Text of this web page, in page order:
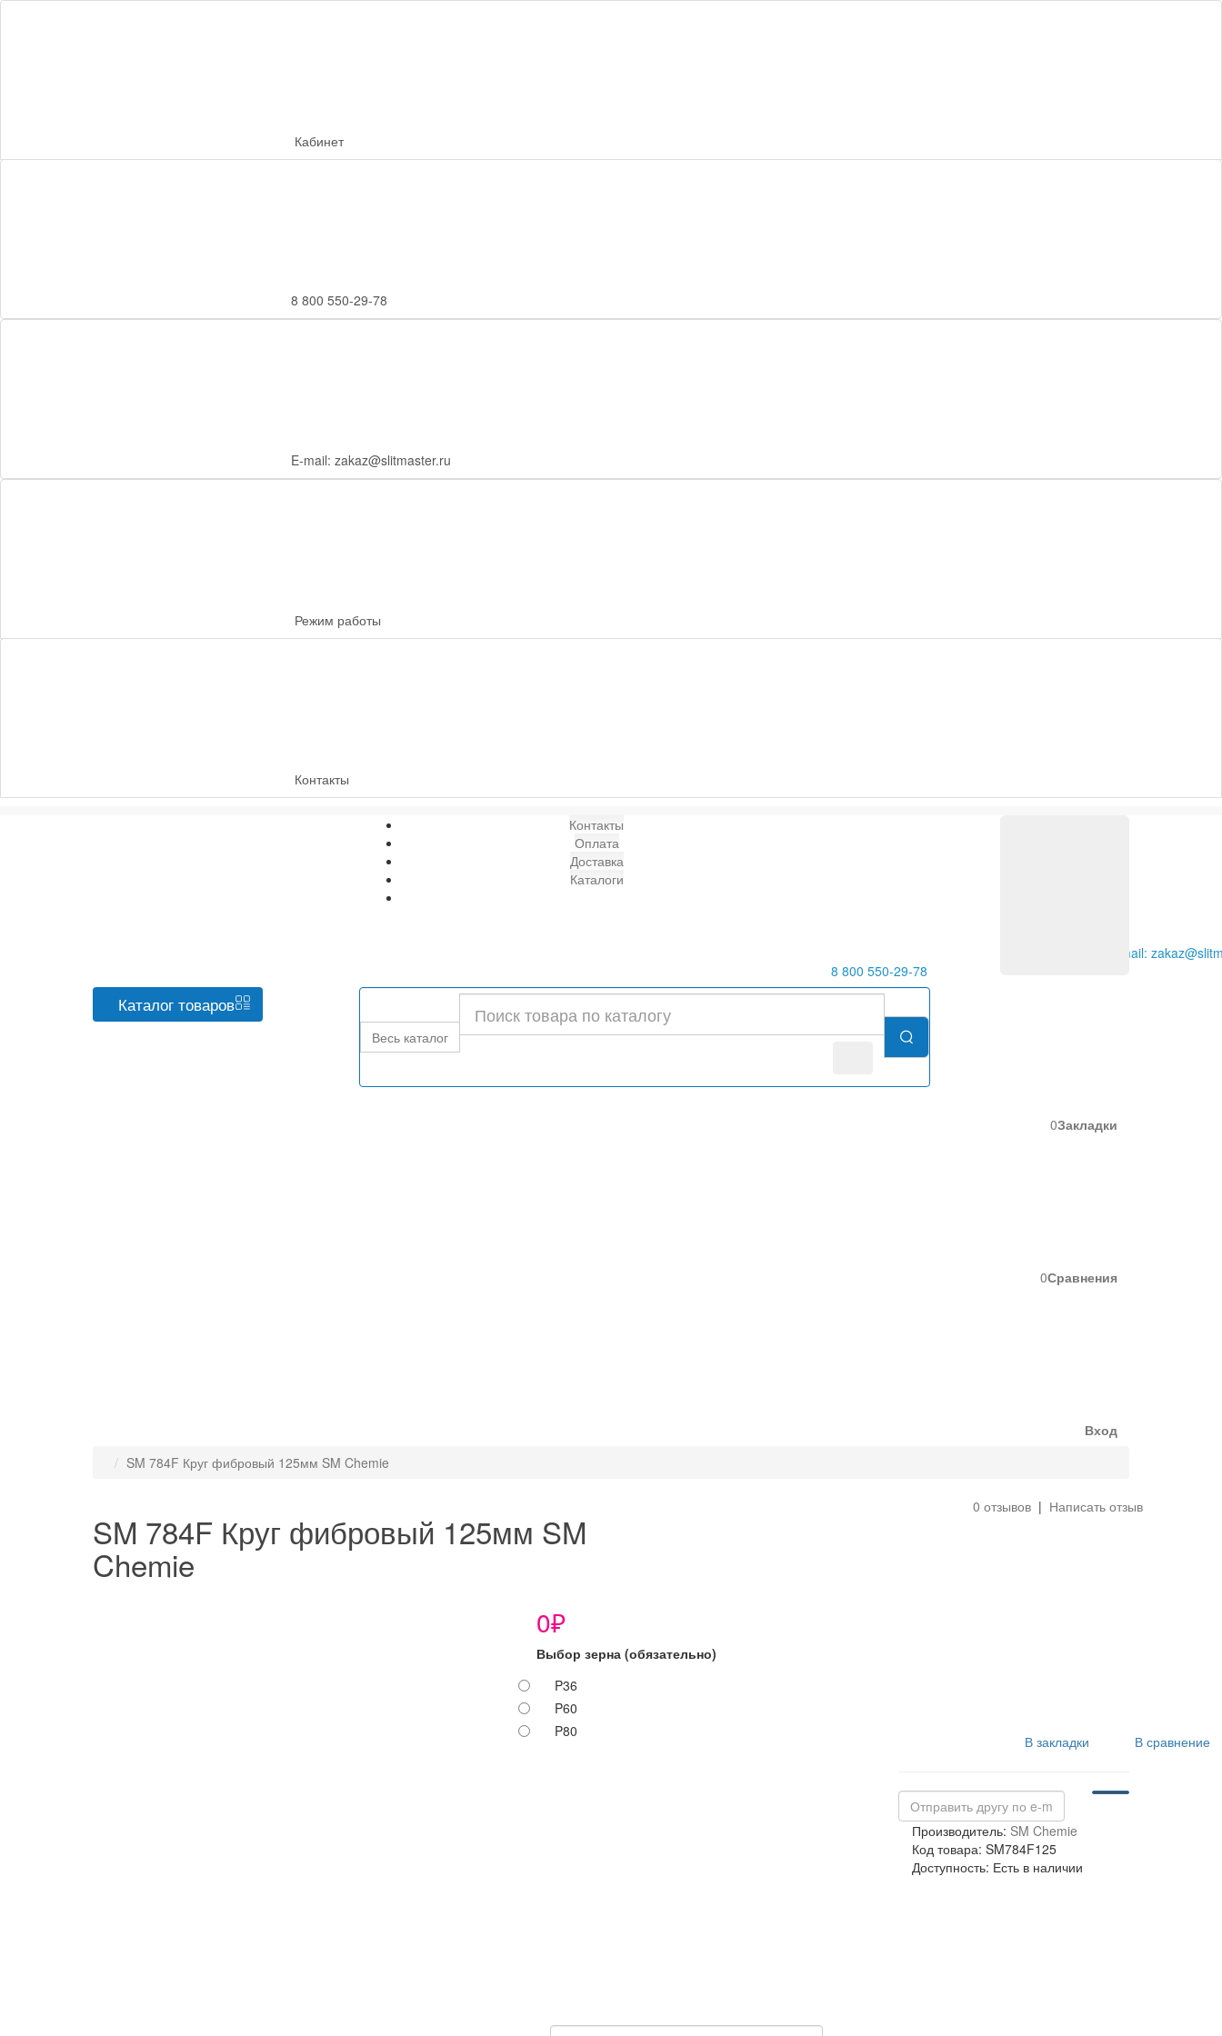
Кабинет
8 800 550-29-78
E-mail: zakaz@slitmaster.ru
Режим работы
Контакты
Контакты
Оплата
Доставка
Каталоги
E-mail:
8 800 550-29-78
Каталог товаров
Весь каталог
0Закладки
0Сравнения
Вход
SM 784F Круг фибровый 125мм SM Chemie
SM 784F Круг фибровый 125мм SM
Chemie
0 отзывов | Написать отзыв
0₽
Выбор зерна(обязательно)
P36
P60
P80
В закладки В сравнение
Производитель: SM Chemie
Код товара: SM784F125
Доступность: Есть в наличии